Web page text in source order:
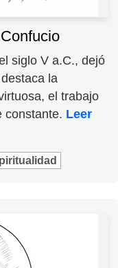
siglo V a.C., dejó
la
el trabajo
constante. Leer